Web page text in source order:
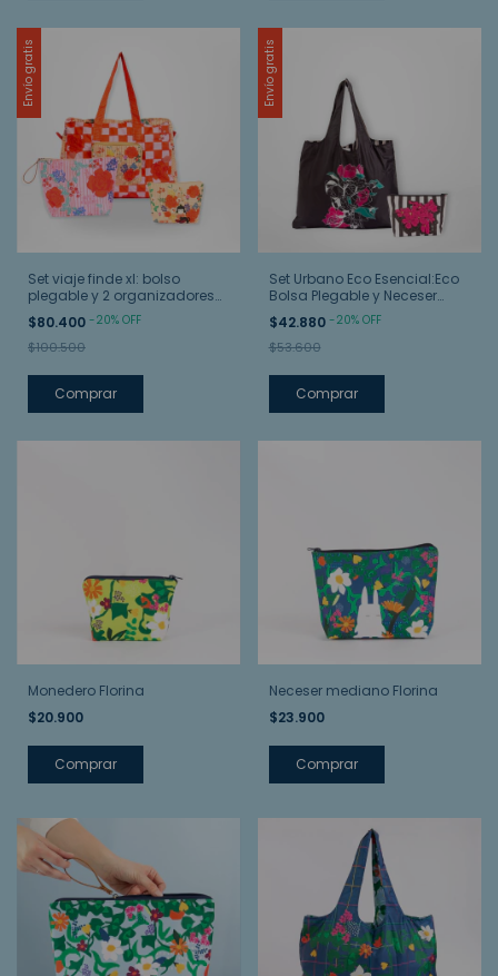
Envío gratis
Set viaje finde xl: bolso
plegable y 2 organizadores
necessaire
$80.400 -20% OFF
$100.500
Comprar
Envío gratis
Set Urbano Eco Esencial:Eco
Bolsa Plegable y Neceser
Mediano
$42.880 -20% OFF
$53.600
Comprar
Monedero Florina
$20.900
Neceser mediano Florina
$23.900